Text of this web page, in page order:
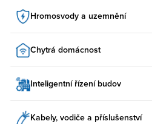
Hromosvody a uzemnění
Chytrá domácnost
Inteligentní řízení budov
Kabely, vodiče a příslušenství